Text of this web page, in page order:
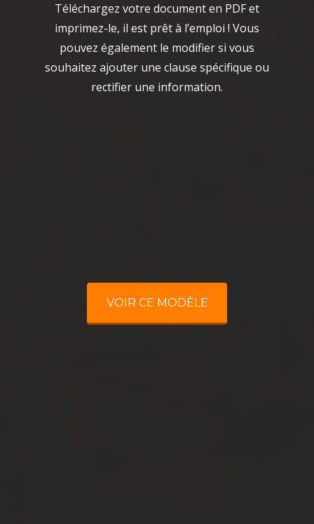
Téléchargez votre document en PDF et
imprimez-le, il est prêt à l’emploi ! Vous
pouvez également le modifier si vous
souhaitez ajouter une clause spécifique ou
rectifier une information.
VOIR CE MODÈLE